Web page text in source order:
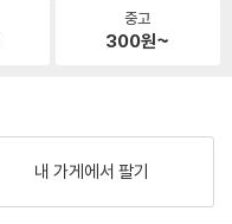
중고
300원~
내 가게에서 팔기